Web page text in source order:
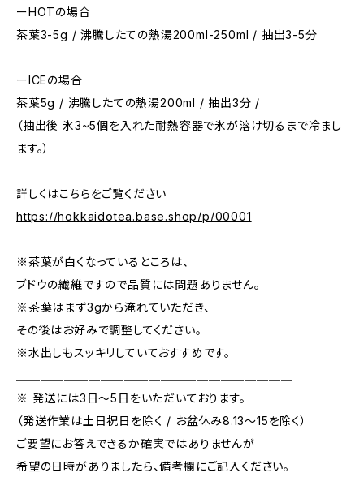
ーHOTの場合
茶葉3-5g / 沸騰したての熱湯200ml-250ml / 抽出3-5分
ーICEの場合
茶葉5g / 沸騰したての熱湯200ml / 抽出3分 /
（抽出後 氷3~5個を入れた耐熱容器で氷が溶け切るまで冷まし
ます。）
詳しくはこちらをご覧ください
https://hokkaidotea.base.shop/p/00001
※茶葉が白くなっているところは、
ブドウの繊維ですので品質には問題ありません。
※茶葉はまず3gから淹れていただき、
その後はお好みで調整してください。
※水出しもスッキリしていておすすめです。
※ 発送には3日〜5日をいただいております。
（発送作業は土日祝日を除く / お盆休み8.13〜15を除く）
ご要望にお答えできるか確実ではありませんが
希望の日時がありましたら、備考欄にご記入ください。